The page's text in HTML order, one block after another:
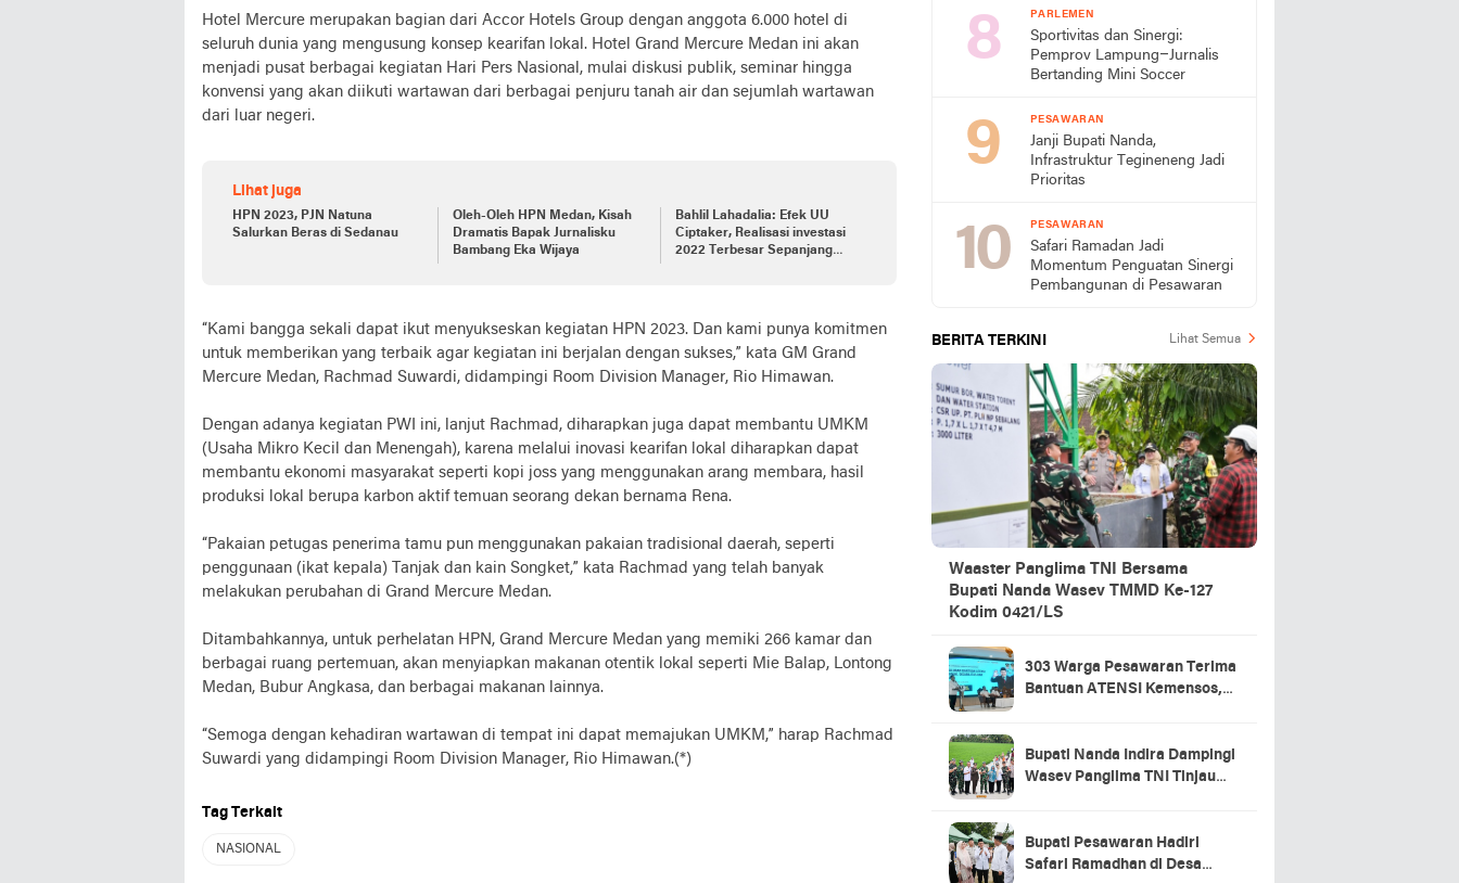
Hotel Mercure merupakan bagian dari Accor Hotels Group dengan anggota 6.000 hotel di
seluruh dunia yang mengusung konsep kearifan lokal. Hotel Grand Mercure Medan ini akan
menjadi pusat berbagai kegiatan Hari Pers Nasional, mulai diskusi publik, seminar hingga
konvensi yang akan diikuti wartawan dari berbagai penjuru tanah air dan sejumlah wartawan
dari luar negeri.
Lihat juga
HPN 2023, PJN Natuna
Salurkan Beras di Sedanau
Oleh-Oleh HPN Medan, Kisah
Dramatis Bapak Jurnalisku
Bambang Eka Wijaya
Bahlil Lahadalia: Efek UU
Ciptaker, Realisasi investasi
2022 Terbesar Sepanjang
“Kami bangga sekali dapat ikut menyukseskan kegiatan HPN 2023. Dan kami punya komitmen
untuk memberikan yang terbaik agar kegiatan ini berjalan dengan sukses,” kata GM Grand
Mercure Medan, Rachmad Suwardi, didampingi Room Division Manager, Rio Himawan.
Dengan adanya kegiatan PWI ini, lanjut Rachmad, diharapkan juga dapat membantu UMKM
(Usaha Mikro Kecil dan Menengah), karena melalui inovasi kearifan lokal diharapkan dapat
membantu ekonomi masyarakat seperti kopi joss yang menggunakan arang membara, hasil
produksi lokal berupa karbon aktif temuan seorang dekan bernama Rena.
“Pakaian petugas penerima tamu pun menggunakan pakaian tradisional daerah, seperti
penggunaan (ikat kepala) Tanjak dan kain Songket,” kata Rachmad yang telah banyak
melakukan perubahan di Grand Mercure Medan.
Ditambahkannya, untuk perhelatan HPN, Grand Mercure Medan yang memiki 266 kamar dan
berbagai ruang pertemuan, akan menyiapkan makanan otentik lokal seperti Mie Balap, Lontong
Medan, Bubur Angkasa, dan berbagai makanan lainnya.
“Semoga dengan kehadiran wartawan di tempat ini dapat memajukan UMKM,” harap Rachmad
Suwardi yang didampingi Room Division Manager, Rio Himawan.(*)
Tag Terkait
NASIONAL
PARLEMEN
Sportivitas dan Sinergi:
Pemprov Lampung–Jurnalis
Bertanding Mini Soccer
PESAWARAN
Janji Bupati Nanda,
Infrastruktur Tegineneng Jadi
Prioritas
PESAWARAN
Safari Ramadan Jadi
Momentum Penguatan Sinergi
Pembangunan di Pesawaran
BERITA TERKINI Lihat Semua
Waaster Panglima TNI Bersama
Bupati Nanda Wasev TMMD Ke-127
Kodim 0421/LS
303 Warga Pesawaran Terima
Bantuan ATENSI Kemensos,
Bupati Nanda Indira Dampingi
Wasev Panglima TNI Tinjau
Bupati Pesawaran Hadiri
Safari Ramadhan di Desa